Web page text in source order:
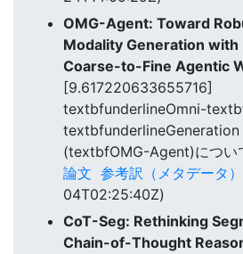
OMG-Agent: Toward
Modality Generation with
Coarse-to-Fine Agentic
[9.617220633655716]
textbfunderlineOmni-
textbfunderlineGeneration
(textbfOMG-Agent)につい
論文 参考訳（メタデータ）
04T02:25:40Z)
CoT-Seg: Rethinking
Chain-of-Thought